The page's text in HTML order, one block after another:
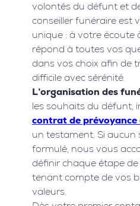
volontés du défunt et
conseiller funéraire est
unique : à votre écoute
répond à toutes vos
dans vos choix afin de
difficile avec sérénité.
L’organisation des
les souhaits du défunt,
contrat de prévoyance
un testament. Si aucun
formulé, nous vous
définir chaque étape de
tenant compte de vos
valeurs.